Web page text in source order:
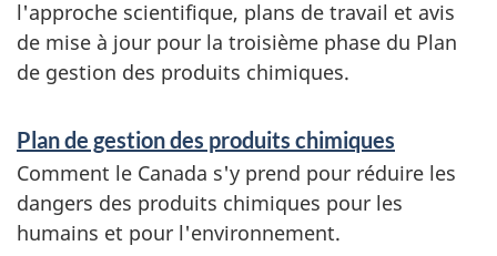
e
t
e
n
s
l'approche scientifique, plans de travail et avis
de mise à jour pour la troisième phase du Plan
de gestion des produits chimiques.
Plan de gestion des produits chimiques
Comment le Canada s'y prend pour réduire les
dangers des produits chimiques pour les
humains et pour l'environnement.